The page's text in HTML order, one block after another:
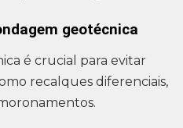
geotécnica
é crucial para evitar
recalques diferenciais,